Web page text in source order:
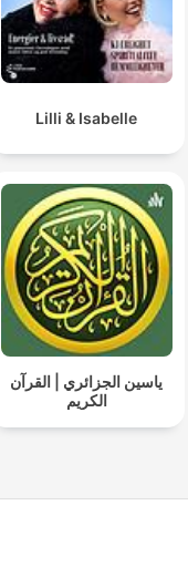
Lilli & Isabelle
ياسين الجزائري | القرآن
الكريم